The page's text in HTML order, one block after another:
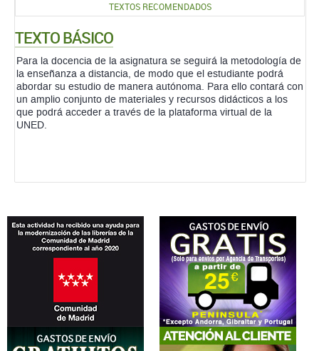
TEXTOS RECOMENDADOS
TEXTO BÁSICO
Para la docencia de la asignatura se seguirá la metodología de
la enseñanza a distancia, de modo que el estudiante podrá
abordar su estudio de manera autónoma. Para ello contará con
un amplio conjunto de materiales y recursos didácticos a los
que podrá acceder a través de la plataforma virtual de la
UNED.